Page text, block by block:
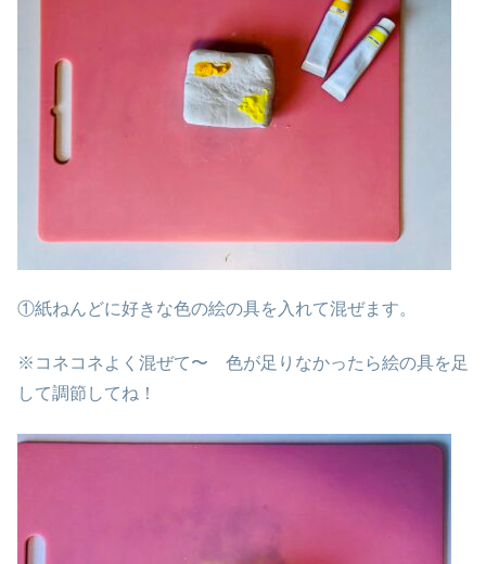
①紙ねんどに好きな色の絵の具を入れて混ぜます。
※コネコネよく混ぜて〜 色が足りなかったら絵の具を足
して調節してね！